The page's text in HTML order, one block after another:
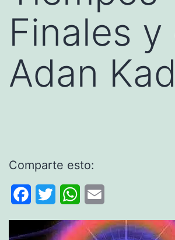
Finales y
Adan
Comparte esto:
Facebook
Twitter WhatsApp